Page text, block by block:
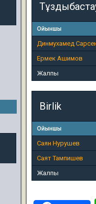
Ойыншы
Динмухамед
Ермек Ашимов
Жалпы
Birlik
Ойыншы
Саян Нурушев
Саят Тампишев
Жалпы